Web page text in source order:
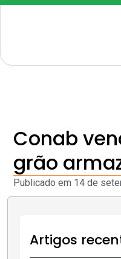
Conab
grão
Publicado em 14 de
Artigos